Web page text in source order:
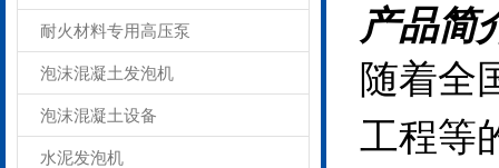
耐火材料专用高压泵
泡沫混凝土发泡机
泡沫混凝土设备
水泥发泡机
产品简
随着全
工程等